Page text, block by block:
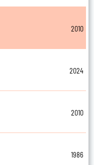
2010
2024
2010
1986